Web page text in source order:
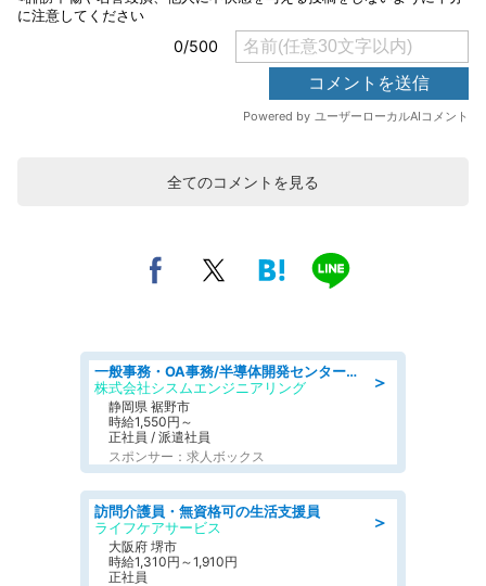
全てのコメントを見る
＞
一般事務・OA事務/半導体開発センター内で事務&軽作業スタッフ、募集
株式会社シスムエンジニアリング
静岡県 裾野市
時給1,550円～
正社員 / 派遣社員
スポンサー：求人ボックス
＞
訪問介護員・無資格可の生活支援員
ライフケアサービス
大阪府 堺市
時給1,310円～1,910円
正社員